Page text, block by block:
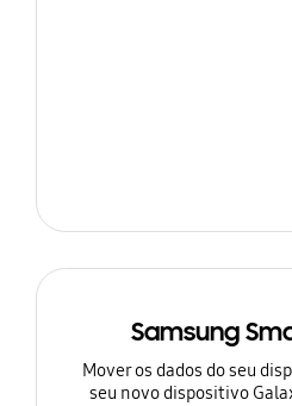
Samsung
Mover os dados do seu
seu novo dispositivo